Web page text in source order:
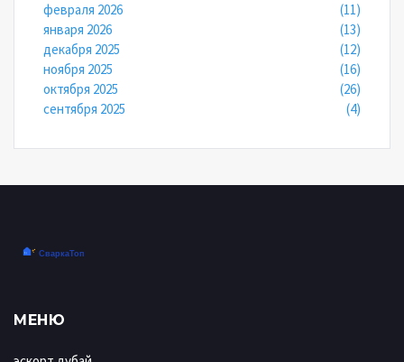
февраля 2026
(11)
января 2026
(13)
декабря 2025
(12)
ноября 2025
(16)
октября 2025
(26)
сентября 2025
(4)
МЕНЮ